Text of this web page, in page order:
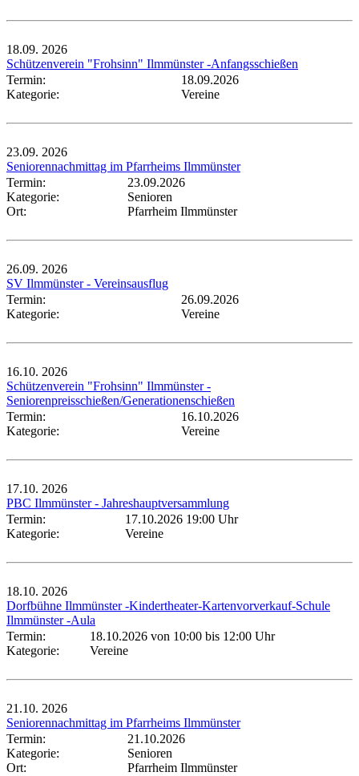
18.09. 2026
Schützenverein "Frohsinn" Ilmmünster -Anfangsschießen
Termin:
18.09.2026
Kategorie:
Vereine
23.09. 2026
Seniorennachmittag im Pfarrheims Ilmmünster
Termin:
23.09.2026
Kategorie:
Senioren
Ort:
Pfarrheim Ilmmünster
26.09. 2026
SV Ilmmünster - Vereinsausflug
Termin:
26.09.2026
Kategorie:
Vereine
16.10. 2026
Schützenverein "Frohsinn" Ilmmünster -
Seniorenpreisschießen/Generationenschießen
Termin:
16.10.2026
Kategorie:
Vereine
17.10. 2026
PBC Ilmmünster - Jahreshauptversammlung
Termin:
17.10.2026 19:00 Uhr
Kategorie:
Vereine
18.10. 2026
Dorfbühne Ilmmünster -Kindertheater-Kartenvorverkauf-Schule
Ilmmünster -Aula
Termin:
18.10.2026 von 10:00 bis 12:00 Uhr
Kategorie:
Vereine
21.10. 2026
Seniorennachmittag im Pfarrheims Ilmmünster
Termin:
21.10.2026
Kategorie:
Senioren
Ort:
Pfarrheim Ilmmünster